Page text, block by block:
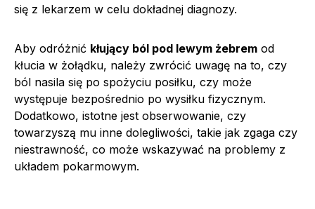
się z lekarzem w celu dokładnej diagnozy.
Aby odróżnić kłujący ból pod lewym żebrem od
kłucia w żołądku, należy zwrócić uwagę na to, czy
ból nasila się po spożyciu posiłku, czy może
występuje bezpośrednio po wysiłku fizycznym.
Dodatkowo, istotne jest obserwowanie, czy
towarzyszą mu inne dolegliwości, takie jak zgaga czy
niestrawność, co może wskazywać na problemy z
układem pokarmowym.